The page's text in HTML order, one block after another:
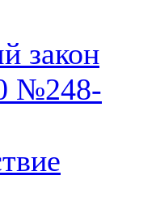
закон
№248-